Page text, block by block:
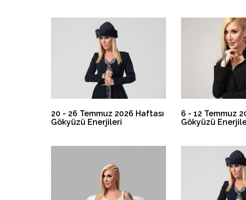
20 - 26 Temmuz 2026 Haftası
Gökyüzü Enerjileri
6 - 12 Temmuz
Gökyüzü